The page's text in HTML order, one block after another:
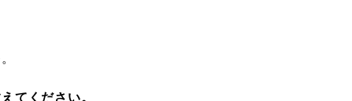
てください。